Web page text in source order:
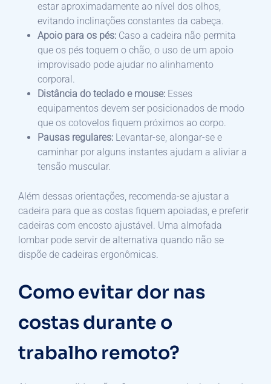
estar aproximadamente ao nível dos olhos,
evitando inclinações constantes da cabeça.
Apoio para os pés: Caso a cadeira não permita
que os pés toquem o chão, o uso de um apoio
improvisado pode ajudar no alinhamento
corporal.
Distância do teclado e mouse: Esses
equipamentos devem ser posicionados de modo
que os cotovelos fiquem próximos ao corpo.
Pausas regulares: Levantar-se, alongar-se e
caminhar por alguns instantes ajudam a aliviar a
tensão muscular.
Além dessas orientações, recomenda-se ajustar a
cadeira para que as costas fiquem apoiadas, e preferir
cadeiras com encosto ajustável. Uma almofada
lombar pode servir de alternativa quando não se
dispõe de cadeiras ergonômicas.
Como evitar dor nas
costas durante o
trabalho remoto?